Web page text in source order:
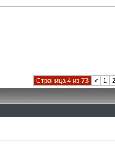
Страница 4 из 73 < 1 2